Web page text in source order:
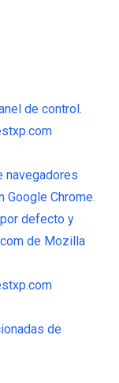
de control.
navegadores
Google Chrome.
defecto y
de Mozilla
de